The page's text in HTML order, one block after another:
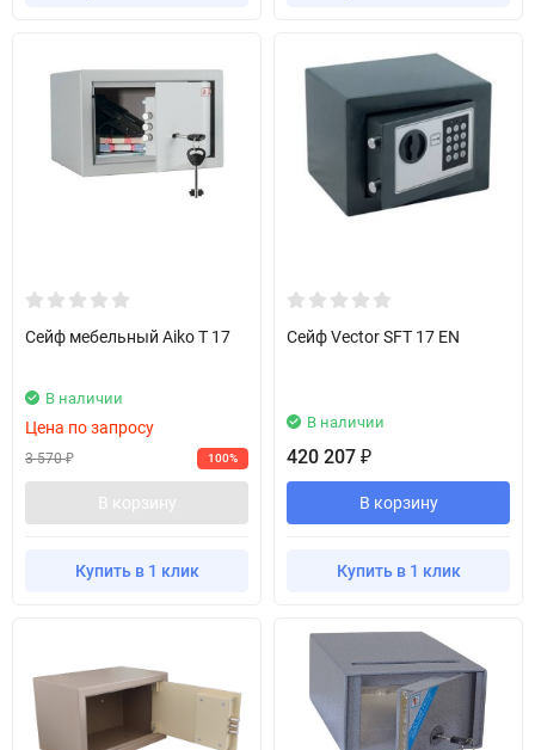
Сейф мебельный Aiko T 17
В наличии
Цена по запросу
3 570₽ 100%
В корзину
Купить в 1 клик
Сейф Vector SFT 17 EN
В наличии
420 207 ₽
В корзину
Купить в 1 клик